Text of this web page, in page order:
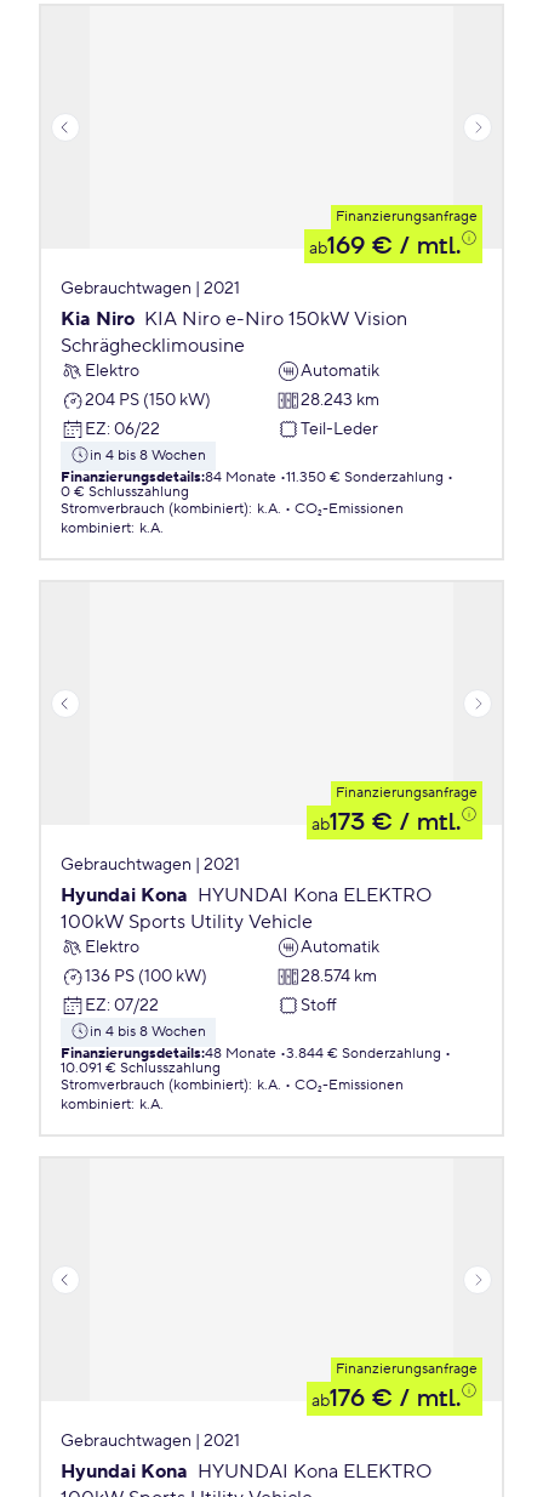
Finanzierungsanfrage
ab169 € / mtl.
Gebrauchtwagen | 2021
Kia Niro KIA Niro e-Niro 150kW Vision
Schräghecklimousine
Elektro
Automatik
204 PS (150 kW)
28.243 km
EZ: 06/22 Teil-Leder
in 4 bis 8 Wochen
Finanzierungsdetails:84 Monate 11.350 € Sonderzahlung
0 € Schlusszahlung
Stromverbrauch (kombiniert): k.A.
CO₂-Emissionen
kombiniert: k.A.
Finanzierungsanfrage
ab173 € / mtl.
Gebrauchtwagen | 2021
Hyundai Kona HYUNDAI Kona ELEKTRO
100kW Sports Utility Vehicle
Elektro
Automatik
136 PS (100 kW)
28.574 km
EZ: 07/22 Stoff
in 4 bis 8 Wochen
Finanzierungsdetails:48 Monate 3.844 € Sonderzahlung
10.091 € Schlusszahlung
Stromverbrauch (kombiniert): k.A.
CO₂-Emissionen
kombiniert: k.A.
Finanzierungsanfrage
ab176 € / mtl.
Gebrauchtwagen | 2021
Hyundai Kona HYUNDAI Kona ELEKTRO